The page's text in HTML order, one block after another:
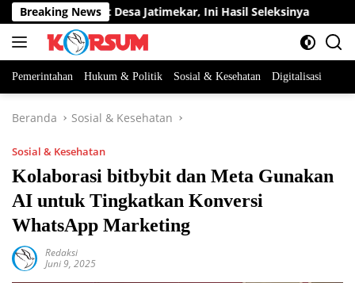
Langsung
ke
konten
Breaking News
Perangkat Desa Jatimekar, Ini Hasil Seleksinya
Pemerintahan Hukum & Politik Sosial & Kesehatan Digitalisasi
Beranda Sosial & Kesehatan
Sosial & Kesehatan
Kolaborasi bitbybit dan Meta Gunakan
AI untuk Tingkatkan Konversi
WhatsApp Marketing
Redaksi
Juni 9, 2025